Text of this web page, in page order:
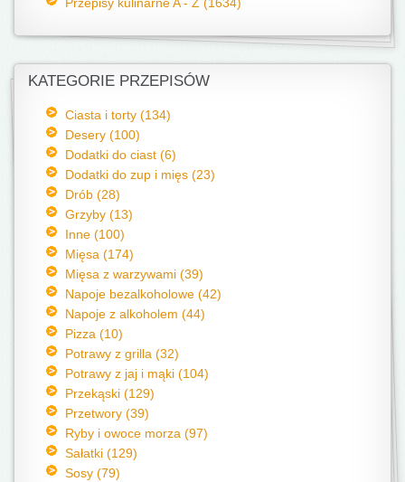
KATEGORIE PRZEPISÓW
Ciasta i torty (134)
Desery (100)
Dodatki do ciast (6)
Dodatki do zup i mięs (23)
Drób (28)
Grzyby (13)
Inne (100)
Mięsa (174)
Mięsa z warzywami (39)
Napoje bezalkoholowe (42)
Napoje z alkoholem (44)
Pizza (10)
Potrawy z grilla (32)
Potrawy z jaj i mąki (104)
Przekąski (129)
Przetwory (39)
Ryby i owoce morza (97)
Sałatki (129)
Sosy (79)